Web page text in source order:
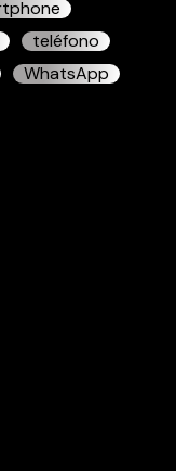
teléfono
WhatsApp